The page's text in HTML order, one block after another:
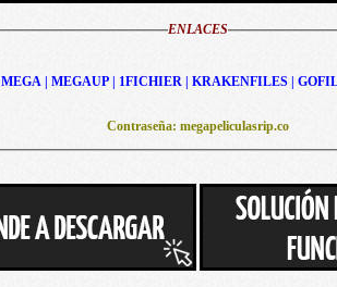
ENLACES
MEGA | MEGAUP | 1FICHIER | KRAKENFILES |
Contraseña: megapeliculasrip.co